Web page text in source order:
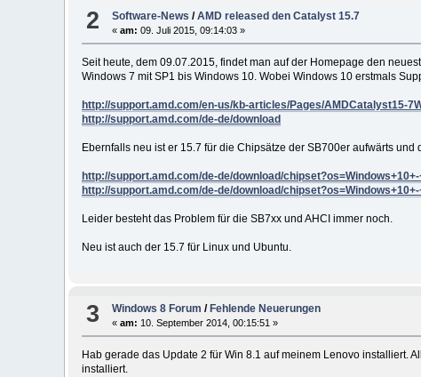
2 Software-News /AMD released den Catalyst 15.7
«am: 09. Juli 2015, 09:14:03 »
Seit heute, dem 09.07.2015, findet man auf der Homepage den
Windows 7 mit SP1 bis Windows 10. Wobei Windows 10 erstmals
http://support.amd.com/en-us/kb-articles/Pages/AMDCatalyst15-
http://support.amd.com/de-de/download
Ebernfalls neu ist er 15.7 für die Chipsätze der SB700er aufwärts und
http://support.amd.com/de-de/download/chipset?os=Windows+10+-
http://support.amd.com/de-de/download/chipset?os=Windows+10+-
Leider besteht das Problem für die SB7xx und AHCI immer noch.
Neu ist auch der 15.7 für Linux und Ubuntu.
3 Windows 8 Forum / Fehlende Neuerungen
«am: 10. September 2014, 00:15:51 »
Hab gerade das Update 2 für Win 8.1 auf meinem Lenovo installiert.
installiert.